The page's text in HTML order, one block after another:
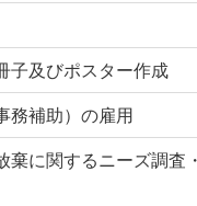
子及びポスター作成
務補助）の雇用
棄に関するニーズ調査